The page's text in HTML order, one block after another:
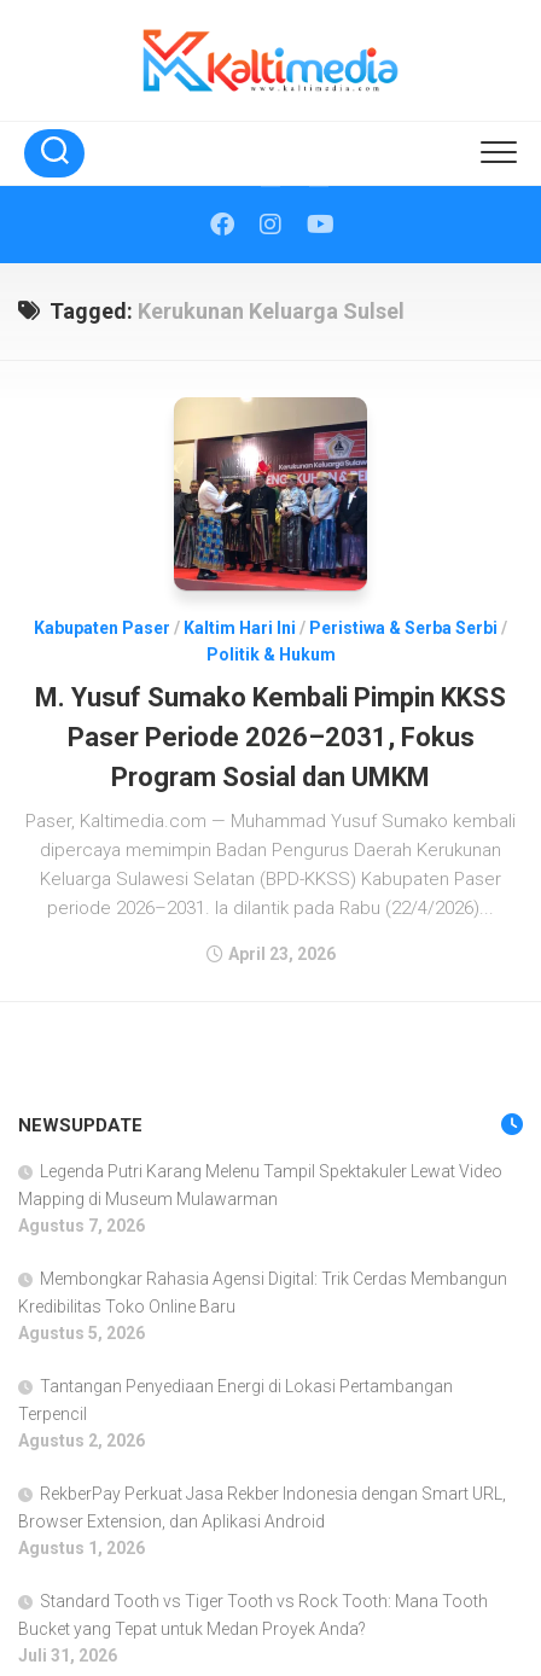
Tagged: Kerukunan Keluarga Sulsel
Kabupaten Paser / Kaltim Hari Ini / Peristiwa & Serba Serbi /
Politik & Hukum
M. Yusuf Sumako Kembali Pimpin KKSS
Paser Periode 2026–2031, Fokus
Program Sosial dan UMKM
Paser, Kaltimedia.com — Muhammad Yusuf Sumako kembali
dipercaya memimpin Badan Pengurus Daerah Kerukunan
Keluarga Sulawesi Selatan (BPD-KKSS) Kabupaten Paser
periode 2026–2031. Ia dilantik pada Rabu (22/4/2026)...
April 23, 2026
NEWSUPDATE
Legenda Putri Karang Melenu Tampil Spektakuler Lewat Video
Mapping di Museum Mulawarman
Agustus 7, 2026
Membongkar Rahasia Agensi Digital: Trik Cerdas Membangun
Kredibilitas Toko Online Baru
Agustus 5, 2026
Tantangan Penyediaan Energi di Lokasi Pertambangan
Terpencil
Agustus 2, 2026
RekberPay Perkuat Jasa Rekber Indonesia dengan Smart URL,
Browser Extension, dan Aplikasi Android
Agustus 1, 2026
Standard Tooth vs Tiger Tooth vs Rock Tooth: Mana Tooth
Bucket yang Tepat untuk Medan Proyek Anda?
Juli 31, 2026